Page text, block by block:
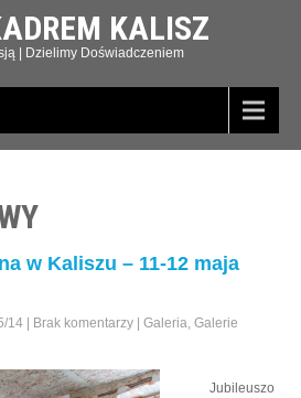
KALISZ
| Dzielimy Doświadczeniem
w Kaliszu – 11-12 maja
14 Brak komentarzy Galeria, Galerie
Jubileuszo